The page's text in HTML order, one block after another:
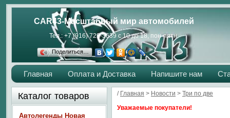
CAR43-Масштабный мир автомобилей
Тел.: +7 (916) 729-3639 с 10 до 18, пон-пятн.
Поделиться…
Главная Оплата и Доставка Напишите нам
/ Главная > Новости > Три по две
Уважаемые покупатели!
Каталог товаров
Автолегенды Новая